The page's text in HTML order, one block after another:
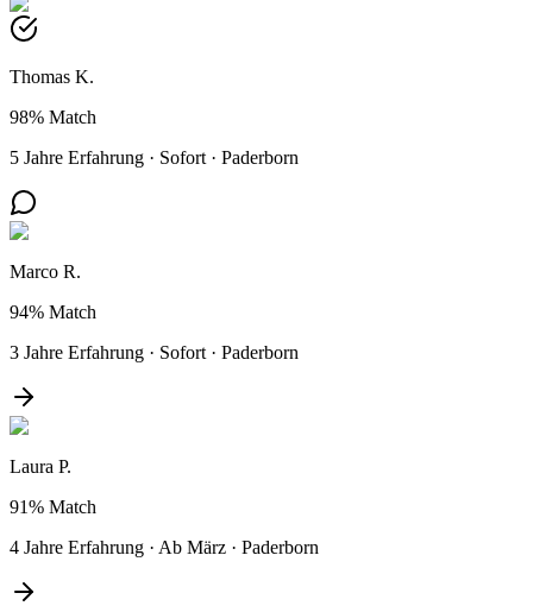
Thomas K.
98% Match
5 Jahre Erfahrung · Sofort · Paderborn
Marco R.
94% Match
3 Jahre Erfahrung · Sofort · Paderborn
Laura P.
91% Match
4 Jahre Erfahrung · Ab März · Paderborn